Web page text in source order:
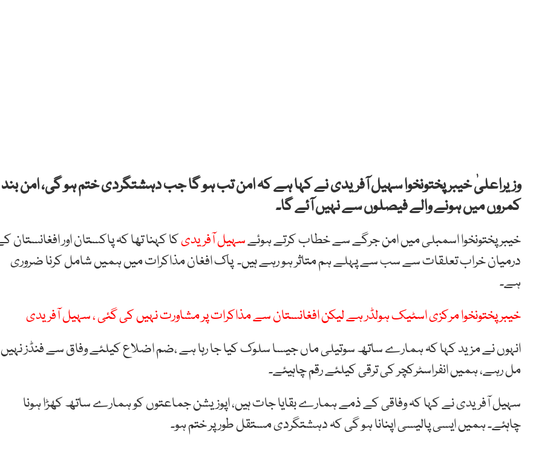
وزیراعلیٰ خیبر پختونخوا سہیل آفریدی نے کہا ہے کہ امن تب ہو گا جب دہشتگردی ختم ہو گی، امن بند
کمروں میں ہونے والے فیصلوں سے نہیں آئے گا۔
خیبر پختونخوا اسمبلی میں امن جرگے سے خطاب کرتے ہوئےسہیل آفریدیکا کہنا تھا کہ پاکستان اور افغانستان
درمیان خراب تعلقات سے سب سے پہلے ہم متاثر ہو رہے ہیں۔ پاک افغان مذاکرات میں ہمیں شامل کرنا ضروری
ہے۔
خیبر پختونخوا مرکزی اسٹیک ہولڈر ہے لیکن افغانستان سے مذاکرات پر مشاورت نہیں کی گئی ، سہیل آفریدی
انہوں نے مزید کہا کہ ہمارے ساتھ سوتیلی ماں جیسا سلوک کیا جا رہا ہے ،ضم اضلاع کیلئے وفاق سے فنڈز نہیں
مل رہے، ہمیں انفراسٹرکچر کی ترقی کیلئے رقم چاہیئے۔
سہیل آفریدی نے کہا کہ وفاقی کے ذمے ہمارے بقایا جات ہیں، اپوزیشن جماعتوں کو ہمارے ساتھ کھڑا ہونا
چاہئے۔ ہمیں ایسی پالیسی اپنانا ہو گی کہ دہشتگردی مستقل طور پر ختم ہو۔